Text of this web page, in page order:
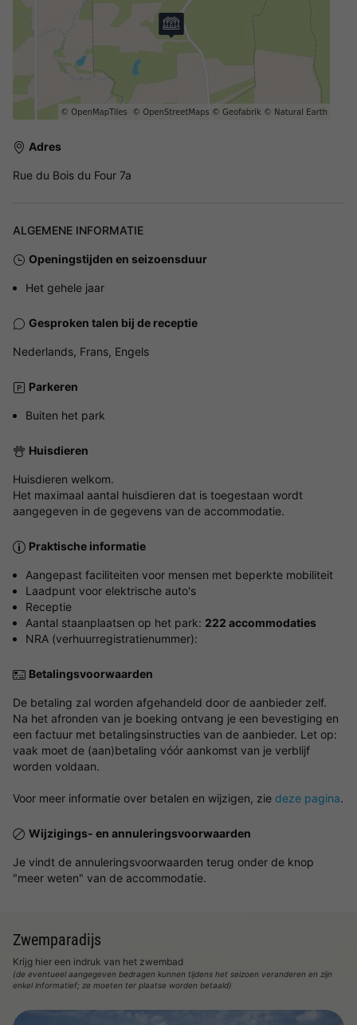
Adres
Rue du Bois du Four 7a
ALGEMENE INFORMATIE
Openingstijden en seizoensduur
Het gehele jaar
Gesproken talen bij de receptie
Nederlands, Frans, Engels
Parkeren
Buiten het park
Huisdieren
Huisdieren welkom.
Het maximaal aantal huisdieren dat is toegestaan wordt
aangegeven in de gegevens van de accommodatie.
Praktische informatie
Aangepast faciliteiten voor mensen met beperkte mobiliteit
Laadpunt voor elektrische auto's
Receptie
Aantal staanplaatsen op het park: 222 accommodaties
NRA (verhuurregistratienummer):
Betalingsvoorwaarden
De betaling zal worden afgehandeld door de aanbieder zelf.
Na het afronden van je boeking ontvang je een bevestiging en
een factuur met betalingsinstructies van de aanbieder. Let op:
vaak moet de (aan)betaling vóór aankomst van je verblijf
worden voldaan.
Voor meer informatie over betalen en wijzigen, zie deze pagina.
Wijzigings- en annuleringsvoorwaarden
Je vindt de annuleringsvoorwaarden terug onder de knop
"meer weten" van de accommodatie.
Zwemparadijs
Krijg hier een indruk van het zwembad
(de eventueel aangegeven bedragen kunnen tijdens het seizoen veranderen en zijn
enkel informatief; ze moeten ter plaatse worden betaald)